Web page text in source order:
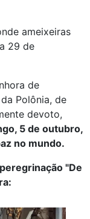
ameixeiras
29 de
de
Polônia, de
devoto,
5 de outubro,
no mundo.
"De